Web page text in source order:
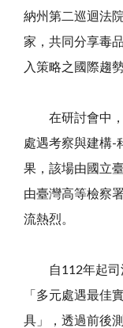
納州第二巡迴法
家，共同分享毒
入策略之國際趨
在研討會中
處遇考察與建構-
果，該場由國立
由臺灣高等檢察
流熱烈。
自112年起
「多元處遇最佳
具」，透過前後